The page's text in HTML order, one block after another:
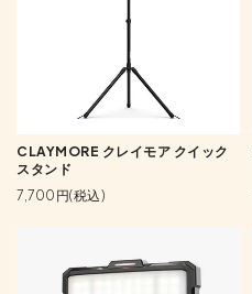
CLAYMORE クレイモア クイック
スタンド
7,700円(税込)